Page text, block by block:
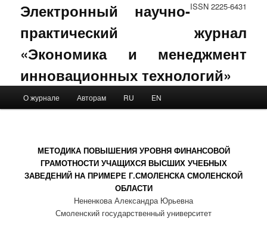
ISSN 2225-6431
Электронный научно-
практический журнал
«Экономика и менеджмент
инновационных технологий»
Skip to primary content
Skip to secondary content
О журнале Авторам RU EN
МЕТОДИКА ПОВЫШЕНИЯ УРОВНЯ ФИНАНСОВОЙ
ГРАМОТНОСТИ УЧАЩИХСЯ ВЫСШИХ УЧЕБНЫХ
ЗАВЕДЕНИЙ НА ПРИМЕРЕ Г.СМОЛЕНСКА СМОЛЕНСКОЙ
ОБЛАСТИ
Нененкова Александра Юрьевна
Смоленский государственный университет